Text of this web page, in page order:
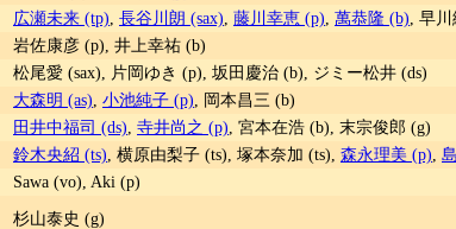
広瀬未来 (tp) 長谷川朗 (sax) 藤川幸恵 (p) 萬恭隆 (b) , 早
岩佐康彦 (p), 井上幸祐 (b)
松尾愛 (sax), 片岡ゆき (p), 坂田慶治 (b), ジミー松井 (ds)
大森明 (as) 小池純子 (p) , 岡本昌三 (b)
田井中福司 (ds) 寺井尚之 (p) , 宮本在浩 (b), 末宗俊郎 (g)
鈴木央紹 (ts) , 横原由梨子 (ts), 塚本奈加 (ts), 森永理美 (p)
Sawa (vo), Aki (p)
杉山泰史 (g)